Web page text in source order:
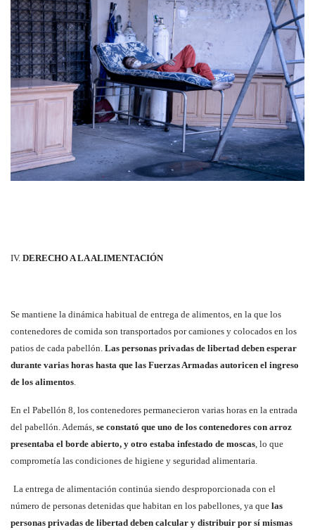
IV. DERECHO A LA ALIMENTACIÓN
Se mantiene la dinámica habitual de entrega de alimentos, en la que los
contenedores de comida son transportados por camiones y colocados en los
patios de cada pabellón. Las personas privadas de libertad deben esperar
durante varias horas hasta que las Fuerzas Armadas autoricen el ingreso
de los alimentos
En el Pabellón 8, los contenedores permanecieron varias horas en la entrada
del pabellón. Además, se constató que uno de los contenedores con arroz
presentaba el borde abierto, y otro estaba infestado de moscas , lo que
comprometía las condiciones de higiene y seguridad alimentaria.
La entrega de alimentación continúa siendo desproporcionada con el
número de personas detenidas que habitan en los pabellones, ya que las
personas privadas de libertad deben calcular y distribuir por sí mismas